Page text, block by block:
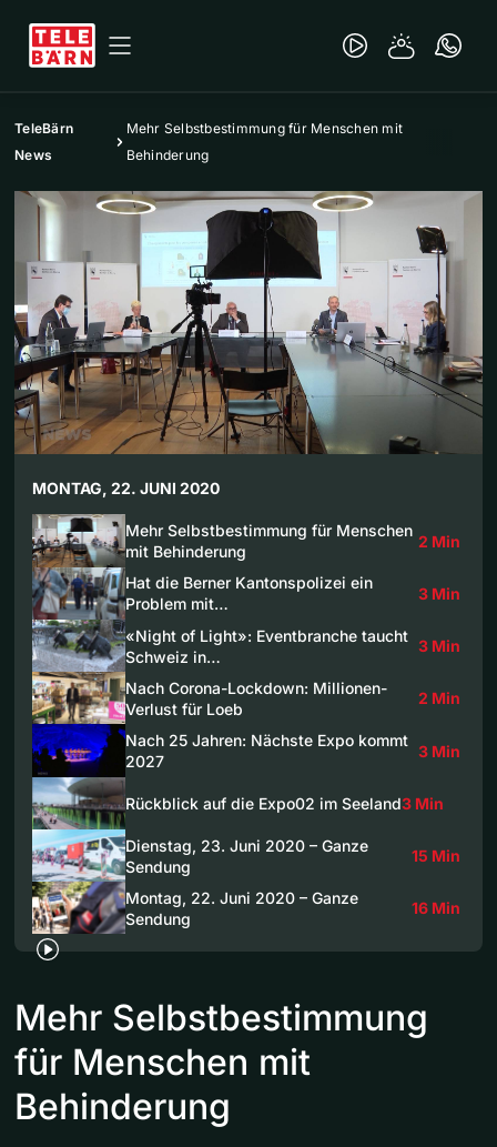
TeleBärn
News
Mehr Selbstbestimmung für Menschen mit
Behinderung
MONTAG, 22. JUNI 2020
Mehr Selbstbestimmung für Menschen
mit Behinderung
2 Min
Hat die Berner Kantonspolizei ein
Problem mit…
3 Min
«Night of Light»: Eventbranche taucht
Schweiz in…
3 Min
Nach Corona-Lockdown: Millionen-
Verlust für Loeb
2 Min
Nach 25 Jahren: Nächste Expo kommt
2027
3 Min
Rückblick auf die Expo02 im Seeland3 Min
Dienstag, 23. Juni 2020 – Ganze
Sendung
15 Min
Montag, 22. Juni 2020 – Ganze
Sendung
16 Min
Mehr Selbstbestimmung
für Menschen mit
Behinderung